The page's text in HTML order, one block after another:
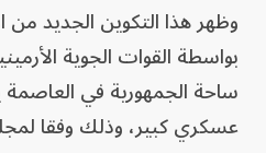
وظهر هذا التكوين الجديد
بواسطة القوات الجوية
ساحة الجمهورية في
عسكري كبير، وذلك وفقا